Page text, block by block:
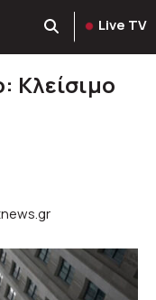
Live TV
Κλείσιμο